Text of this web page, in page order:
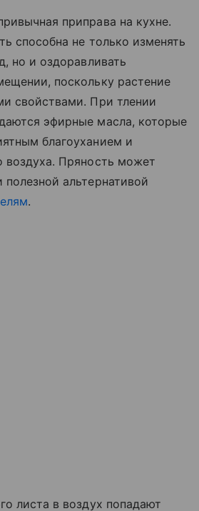
приправа на кухне.
способна не только изменять
но и оздоравливать
поскольку растение
свойствами. При тлении
эфирные масла, которые
благоуханием и
воздуха. Пряность может
альтернативой
.
листа в воздух попадают